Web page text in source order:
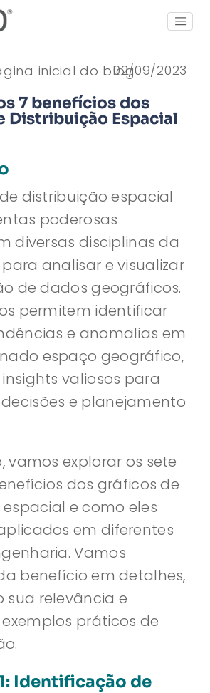
02/09/2023
inicial do blog
7 benefícios dos
Distribuição Espacial
distribuição espacial
poderosas
diversas disciplinas da
analisar e visualizar
de dados geográficos.
permitem identificar
e anomalias em
espaço geográfico,
valiosos para
e planejamento
vamos explorar os sete
dos gráficos de
e como eles
em diferentes
Vamos
benefício em detalhes,
relevância e
práticos de
Identificação de